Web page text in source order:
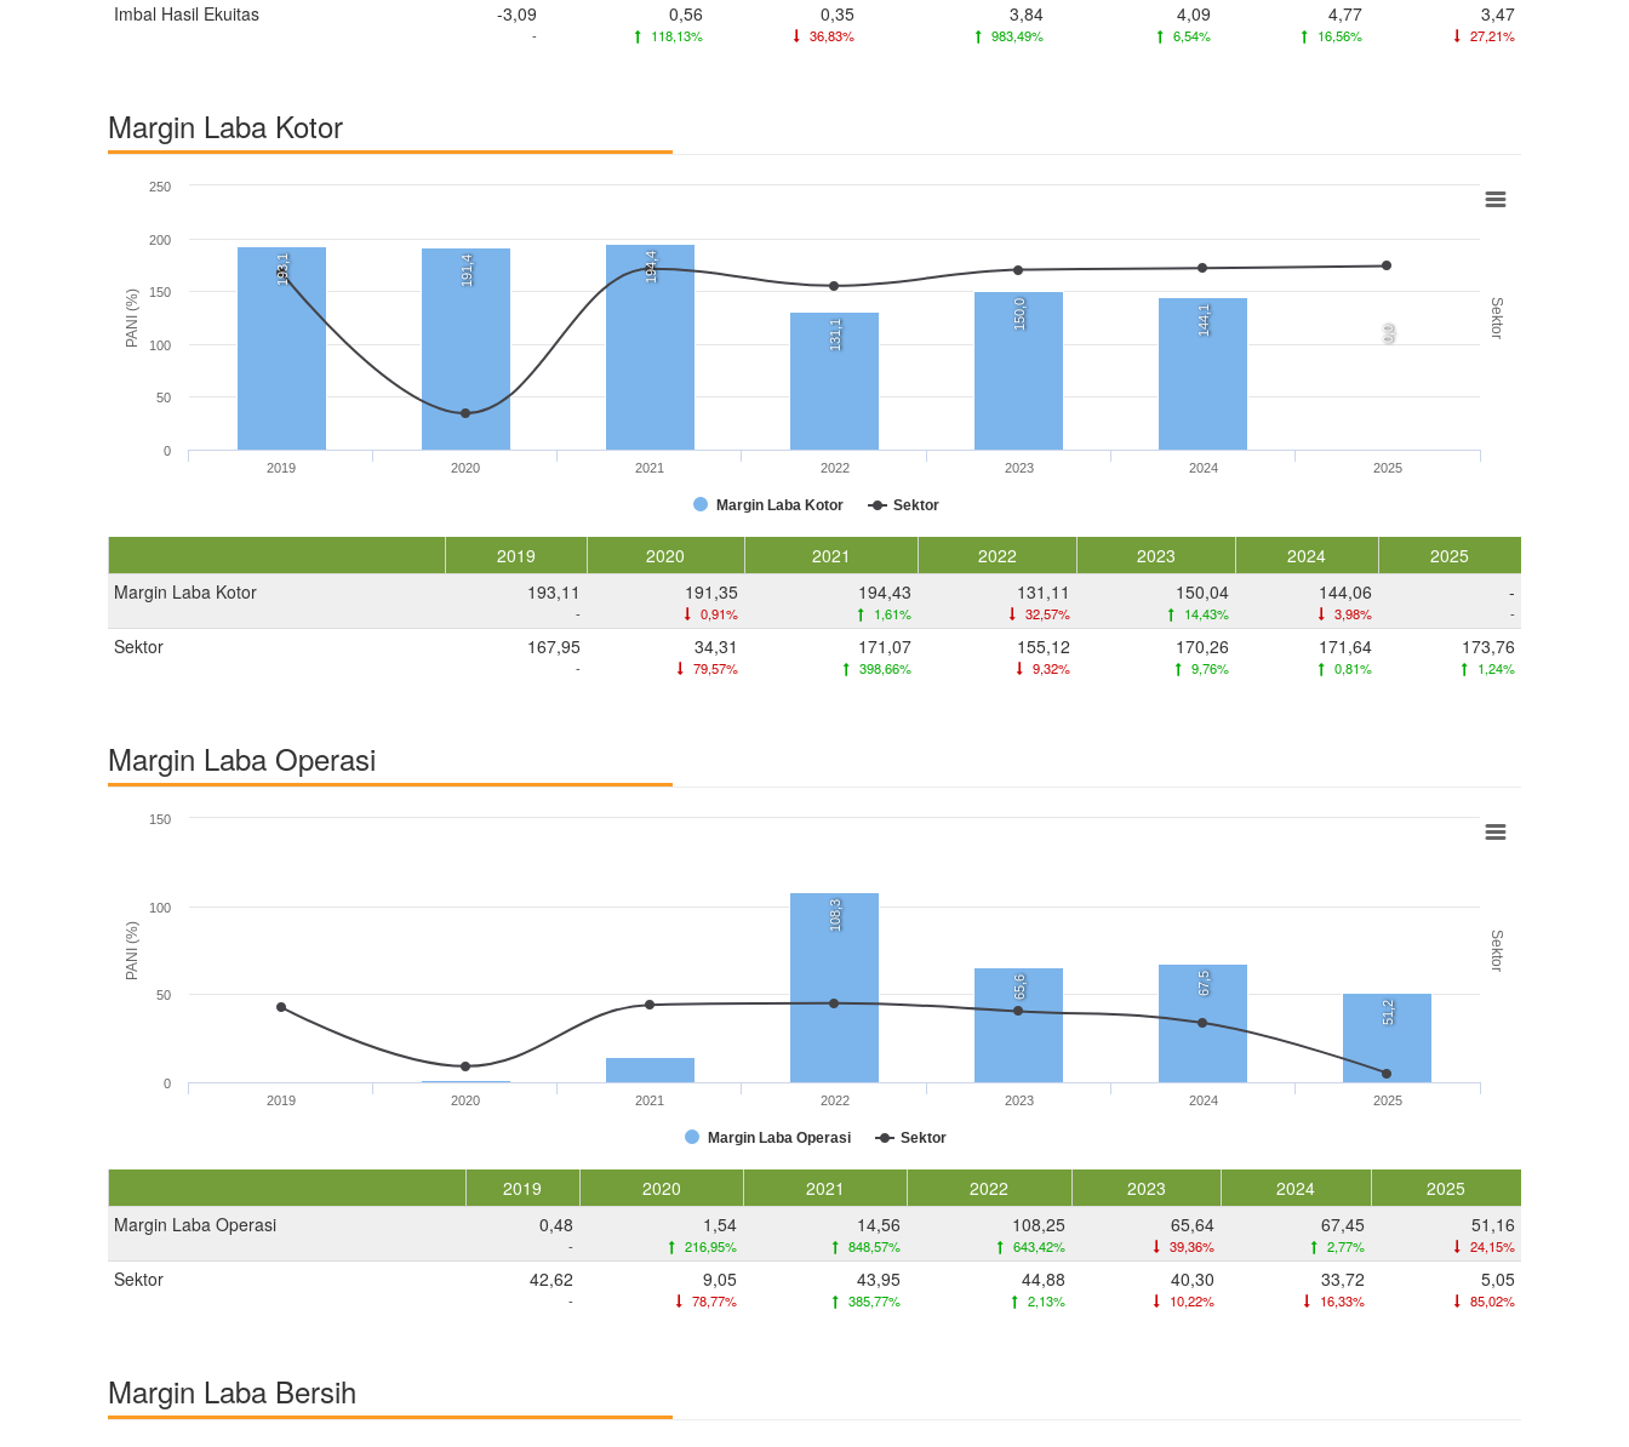
Imbal Hasil Ekuitas -3,09
-
0,56
118,13%
0,35
36,83%
3,84
983,49%
4,09
6,54%
4,77
16,56%
3,47
27,21%
Margin Laba Kotor
PANI (%) Sektor
193,1 191,4 194,4
131,1
150,0 144,1 0,0
Margin Laba Kotor Sektor
2019 2020 2021 2022 2023 2024 2025
0
50
100
150
200
250
2019 2020 2021 2022 2023 2024
2025
Margin Laba Kotor
193,11
-
191,35
0,91%
194,43
1,61%
131,11
32,57%
150,04
14,43%
144,06
3,98%
-
-
Sektor 167,95
-
34,31
79,57%
171,07
398,66%
155,12
9,32%
170,26
9,76%
171,64
0,81%
173,76
1,24%
Margin Laba Operasi
PANI (%) Sektor
108,3
65,6
67,5
51,2
Margin Laba Operasi Sektor
2019 2020 2021 2022 2023 2024 2025
0
50
100
150
2019 2020 2021 2022 2023 2024
2025
Margin Laba Operasi
0,48
-
1,54
216,95%
14,56
848,57%
108,25
643,42%
65,64
39,36%
67,45
2,77%
51,16
24,15%
Sektor 42,62
-
9,05
78,77%
43,95
385,77%
44,88
2,13%
40,30
10,22%
33,72
16,33%
5,05
85,02%
Margin Laba Bersih